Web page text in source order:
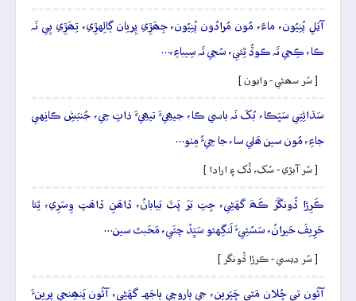
آيَلِ پُنِيُون، ماءَ، مُون مُرادُون پُنِيُون، جِھَڙِي پِريان ڳالِهڙِي، تِھَڙِي ٻِي نَہ
ڪا، ڪِجي تَہ ڪوڏُ ٿِئي، سُڄي تَہ سِيباءِ،…
[ سُر سھڻي - وايون ]
سَڌائِتِي سَڀَڪا، بُکَ نَہ باسي ڪا، جيھِيءَ تيھِيءَ ذاتِ جِي، جُنبَشِ ڪانِهي
جاءِ، مُون سين ھَلي سا، جا جِيءُ مِٺو…
[ سُر آبڙي - سُک، ڏُک ۽ ارادا ]
ڪَرِڙا ڏُونگَرَ ڪَھَ گهَڻِي، جِتِ بَرَ پَٽَ بَيابانُ، ڏاھَنِ ڏاھَپَ وِسَرِي، ٿِئا
حَرِيفَ حَيرانُ، سَسُئِيءَ لَنگِهئو سَيِّدُ چئَي، مَحَبتَ سين…
[ سُر ديسي - ڪرڙا ڏُونگر ]
آئُون تي ڇُلان مَٿي ڇَپَرين، جي ٻاروچي ٻاجَهہ گهَڻِي، آئُون پَنھِنجي پِرِينءَ